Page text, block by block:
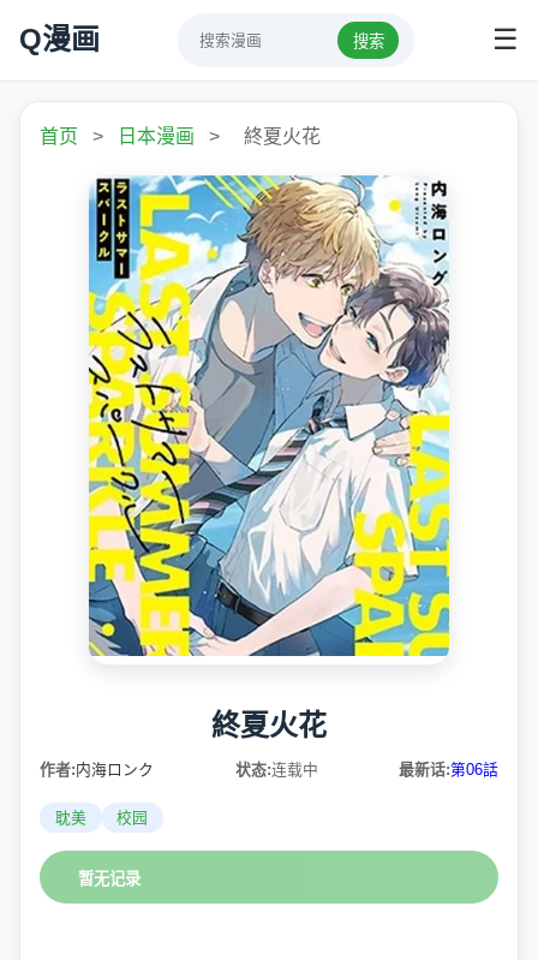
Q漫画 搜索 ☰
首页 > 日本漫画 > 終夏火花
終夏火花
作者:内海ロンク 状态:连载中 最新话:第06話
耽美 校园
暂无记录